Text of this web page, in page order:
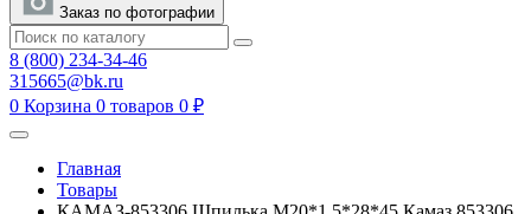
Заказ по фотографии
8 (800) 234-34-46
315665@bk.ru
0 Корзина 0 товаров 0 ₽
Главная
Товары